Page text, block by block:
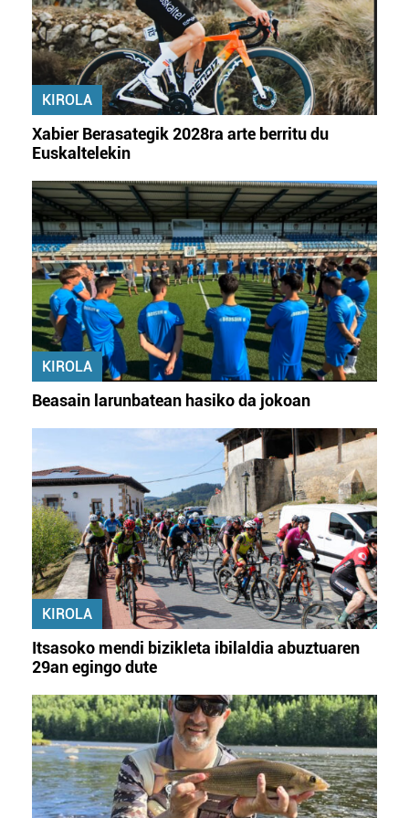
baliatzen gara. Ohar hau onartuz gero, teknologia hori
erabiltzeko baimen esplizitua ematen diguzu.Gehiago
irakurri
KIROLA
Xabier Berasategik 2028ra arte berritu du
Euskaltelekin
KIROLA
Beasain larunbatean hasiko da jokoan
KIROLA
Itsasoko mendi bizikleta ibilaldia abuztuaren
29an egingo dute